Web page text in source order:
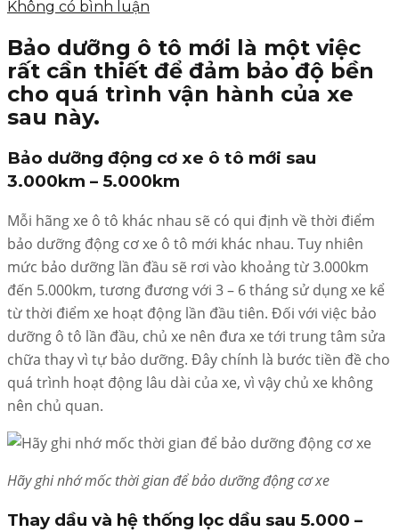
Không có bình luận
Bảo dưỡng ô tô mới là một việc
rất cần thiết để đảm bảo độ bền
cho quá trình vận hành của xe
sau này.
Bảo dưỡng động cơ xe ô tô mới sau
3.000km – 5.000km
Mỗi hãng xe ô tô khác nhau sẽ có qui định về thời điểm
bảo dưỡng động cơ xe ô tô mới khác nhau. Tuy nhiên
mức bảo dưỡng lần đầu sẽ rơi vào khoảng từ 3.000km
đến 5.000km, tương đương với 3 – 6 tháng sử dụng xe kể
từ thời điểm xe hoạt động lần đầu tiên. Đối với việc bảo
dưỡng ô tô lần đầu, chủ xe nên đưa xe tới trung tâm sửa
chữa thay vì tự bảo dưỡng. Đây chính là bước tiền đề cho
quá trình hoạt động lâu dài của xe, vì vậy chủ xe không
nên chủ quan.
Hãy ghi nhớ mốc thời gian để bảo dưỡng động cơ xe
Thay dầu và hệ thống lọc dầu sau 5.000 –